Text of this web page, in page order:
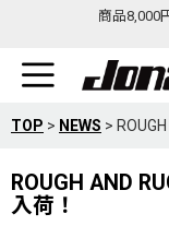
商品8,000
TOP > NEWS >
ROUGH AND
入荷！